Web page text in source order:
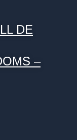
DE
–